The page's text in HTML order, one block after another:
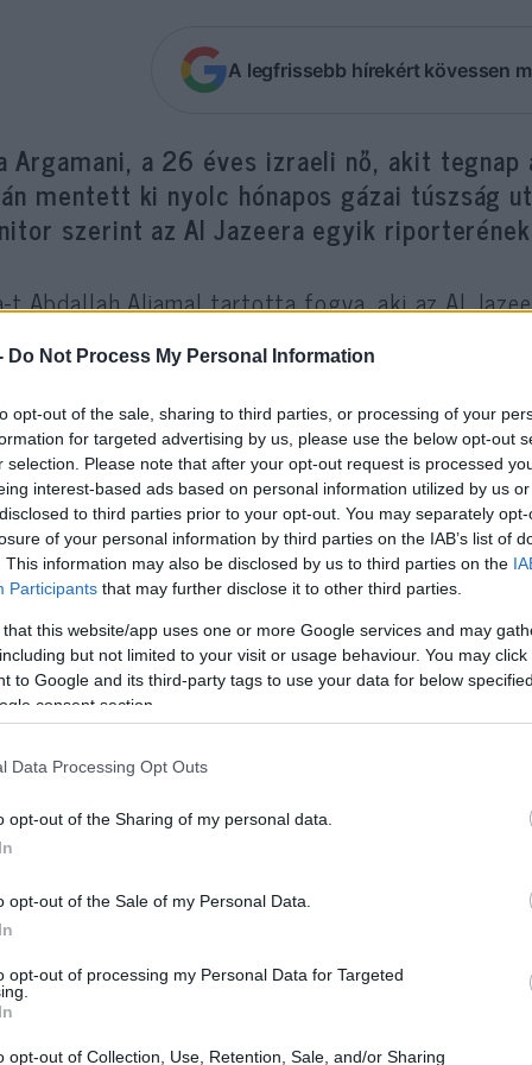
Do Not Process My Personal Information
opt-out of the sale, sharing to third parties, or processing of your
for targeted advertising by us, please use the below opt-out
selection. Please note that after your opt-out request is processed
interest-based ads based on personal information utilized by us
to third parties prior to your opt-out. You may separately
of your personal information by third parties on the IAB’s list of
This information may also be disclosed by us to third parties on the
Participants that may further disclose it to other third parties.
that this website/app uses one or more Google services and may
but not limited to your visit or usage behaviour. You may
to Google and its third-party tags to use your data for below
consent section.
Data Processing Opt Outs
opt-out of the Sharing of my personal data.
opt-out of the Sale of my Personal Data.
opt-out of processing my Personal Data for Targeted
opt-out of Collection, Use, Retention, Sale, and/or Sharing
A legfrissebb hírekért kövessen
Argamani, a 26 éves izraeli nő, akit
mentett ki nyolc hónapos gázai túszság
szerint az Al Jazeera egyik
t Abdallah Aljamaltartotta fogva, aki az Al
Chronicle is megerősítette, hogy
megöltek a mentőakció során, amelyet a lap a
OSIM arról számolt be, hogy Aljamalt
ölték meg, amikor megpróbálták
t egy külön lakásban és egy másik épületben
Zivtől és Almog Meir Jantól, akiket
A rendőrség
izraeli irodáján
Argamani elrablása a Hamász Izrael elleni
Liora novemberben egy Joe Biden